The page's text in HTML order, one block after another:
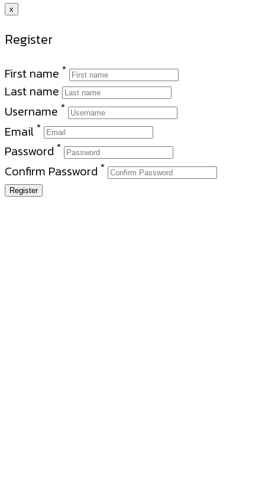
x
Register
First name *
Last name
Username *
Email *
Password *
Confirm Password *
Register